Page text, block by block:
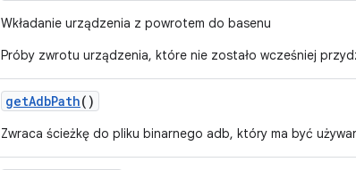
Wkładanie urządzenia z powrotem do basenu
Próby zwrotu urządzenia, które nie zostało wcześniej
getAdbPath()
Zwraca ścieżkę do pliku binarnego adb, który ma być